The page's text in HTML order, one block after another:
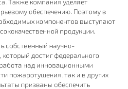
обеспечению. Поэтому в
компонентов выступают
продукции.
собственный научно-
который достиг федерального
над инновационными
пожаротушения, так и в других
призваны обеспечить